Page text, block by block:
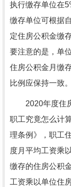
执行缴存单位在
缴存单位可根据
定住房公积金缴
要注意的是，单
住房公积金月缴
比例应保持一致。
2020年度住房
职工究竟怎么计
理条例》，职工
度月平均工资乘
缴存的住房公积
工资乘以单位住